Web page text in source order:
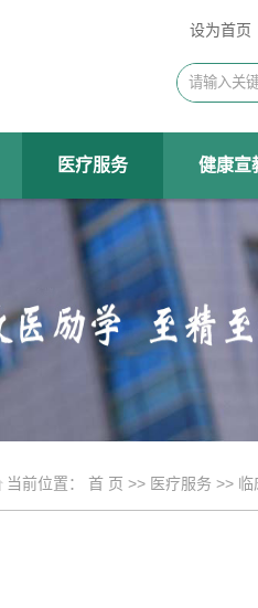
设为首页
医疗服务 健康宣
当前位置： 首 页 >> 医疗服务 >> 临